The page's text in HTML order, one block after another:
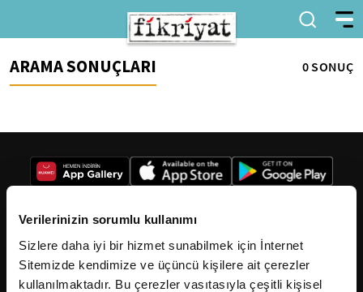
Verilerinizin sorumlu kullanımı
Sizlere daha iyi bir hizmet sunabilmek için İnternet
Sitemizde kendimize ve üçüncü kişilere ait çerezler
kullanılmaktadır. Bu çerezler vasıtasıyla çeşitli kişisel
ARAMA SONUÇLARI 0 SONUÇ
2026Fikriyat. Tüm hakları saklıdır.